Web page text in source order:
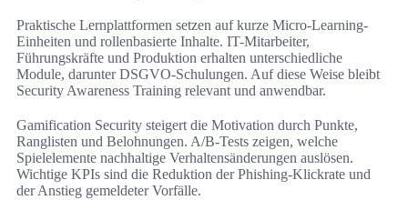
Praktische Lernplattformen setzen auf kurze Micro-Learning-
Einheiten und rollenbasierte Inhalte. IT-Mitarbeiter,
Führungskräfte und Produktion erhalten unterschiedliche
Module, darunter DSGVO-Schulungen. Auf diese Weise bleibt
Security Awareness Training relevant und anwendbar.
Gamification Security steigert die Motivation durch Punkte,
Ranglisten und Belohnungen. A/B-Tests zeigen, welche
Spielelemente nachhaltige Verhaltensänderungen auslösen.
Wichtige KPIs sind die Reduktion der Phishing-Klickrate und
der Anstieg gemeldeter Vorfälle.